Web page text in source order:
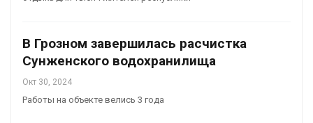
В Грозном завершилась расчистка
Сунженского водохранилища
Окт 30, 2024
Работы на объекте велись 3 года